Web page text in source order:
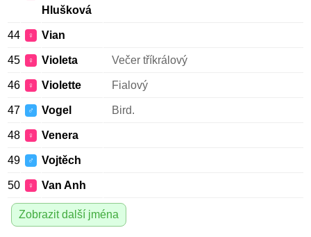
Hlušková
44 ♀ Vian
45 ♀ Violeta Večer tříkrálový
46 ♀ Violette Fialový
47 ♂ Vogel Bird.
48 ♀ Venera
49 ♂ Vojtěch
50 ♀ Van Anh
Zobrazit další jména